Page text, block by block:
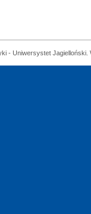
- Uniwersystet